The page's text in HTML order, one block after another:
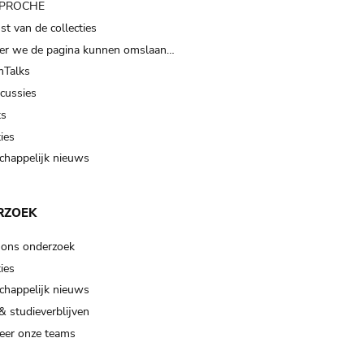
van de collecties
we de pagina kunnen omslaan…
nieuws
onderzoek
nieuws
studieverblijven
onze teams